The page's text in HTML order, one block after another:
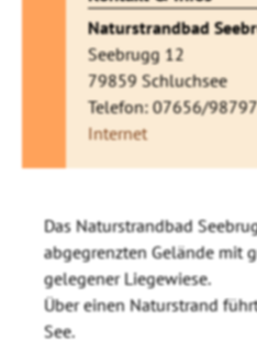
Naturstrandbad
Seebrugg 12
79859 Schluchsee
Telefon: 07656/
Internet
Das Naturstrandbad
abgegrenzten Gelände mit
gelegener Liegewiese.
Über einen Naturstrand
See.